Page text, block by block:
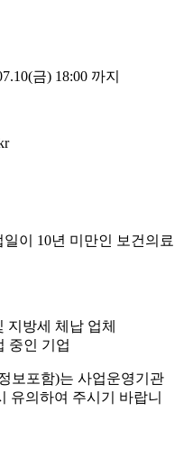
금) 18:00 까지
이 10년 미만인 보건의료
지방세 체납 업체
중인 기업
보포함)는 사업운영기관
유의하여 주시기 바랍니